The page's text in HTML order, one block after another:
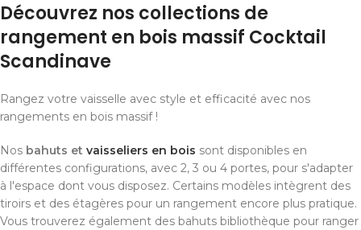
Découvrez nos collections de
rangement en bois massif Cocktail
Scandinave
Rangez votre vaisselle avec style et efficacité avec nos
rangements en bois massif !
Nos bahuts et vaisseliers en bois sont disponibles en
différentes configurations, avec 2, 3 ou 4 portes, pour s'adapter
à l'espace dont vous disposez. Certains modèles intègrent des
tiroirs et des étagères pour un rangement encore plus pratique.
Vous trouverez également des bahuts bibliothèque pour ranger